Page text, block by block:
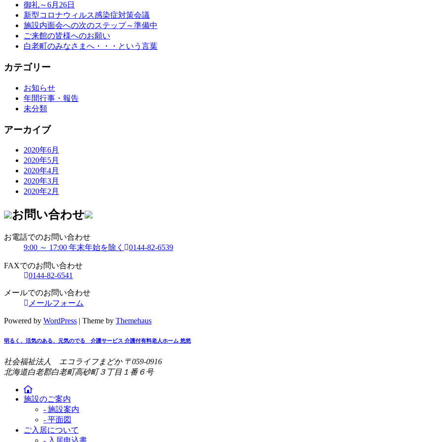
御礼～6月26日
新型コロナウィルス感染症対策会議
施設内面会への次のステップ～準備中
ご来館の皆様へのお願い
白老町のみなさまへ・・・という言葉
カテゴリー
お知らせ
年間行事・報告
未分類
アーカイブ
2020年6月
2020年5月
2020年4月
2020年3月
2020年2月
お問い合わせ
お電話でのお問い合わせ
9:00 ～ 17:00 年末年始を除く
0144-82-6539
FAXでのお問い合わせ
0144-82-6541
メールでのお問い合わせ
メールフォーム
Powered by WordPress | Theme by Themehaus
明るく、活気のある、元気のでる 介護サービス 介護付有料老人ホーム 悠悠
社会福祉法人 エコライフまどか〒059-0916
北海道白老郡白老町高砂町３丁目１番６号
施設のご案内
- 施設案内
- 平面図
ご入居について
- 入居申込書